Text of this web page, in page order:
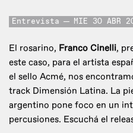
Entrevista MIE 30 ABR
El rosarino, Franco Cinelli,
este caso, para el artista
el sello Acmé, nos
track Dimensión Latina. La
argentino pone foco en un
percusiones. Escuchá el